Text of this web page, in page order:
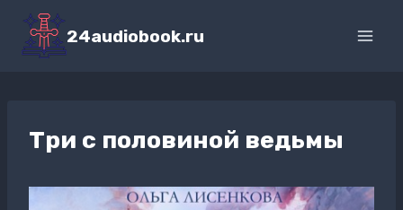
Перейти
содержимому
24audiobook.ru
Три с половиной ведьмы